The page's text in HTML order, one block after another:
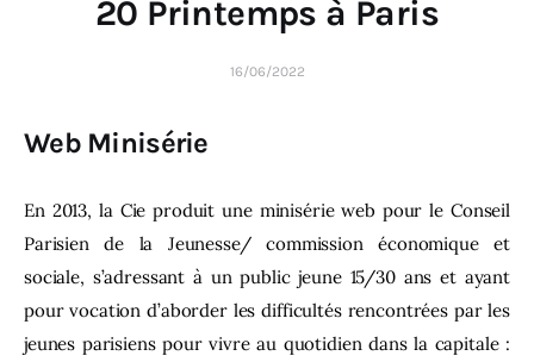
La Compagnie
Contacts
20 Printemps à Paris
16/06/2022
Web Minisérie
En 2013, la Cie produit une minisérie web pour le Conseil
Parisien de la Jeunesse/ commission économique et
sociale, s’adressant à un public jeune 15/30 ans et ayant
pour vocation d’aborder les difficultés rencontrées par les
jeunes parisiens pour vivre au quotidien dans la capitale :